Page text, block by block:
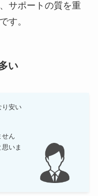
サポートの質を重
す。
い
り安い
せん
いま